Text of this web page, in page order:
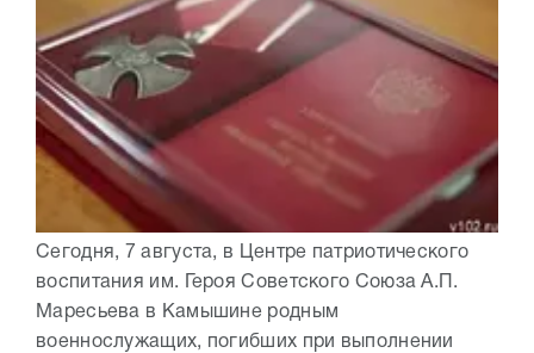
Сегодня, 7 августа, в Центре патриотического
воспитания им. Героя Советского Союза А.П.
Маресьева в Камышине родным
военнослужащих, погибших при выполнении